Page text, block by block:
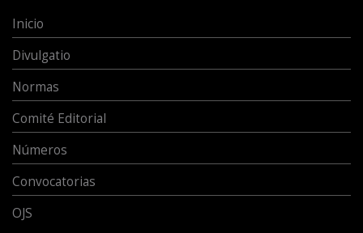
Inicio
Divulgatio
Normas
Comité Editorial
Números
Convocatorias
OJS